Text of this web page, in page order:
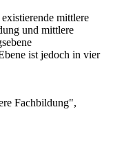
mittlere
und mittlere
ist jedoch in vier
Fachbildung",